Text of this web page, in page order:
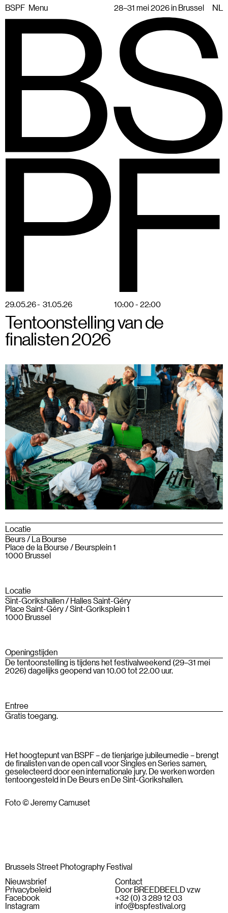
BSPF Menu 28–31 mei 2026 in Brussel NL
BSPF Menu 28–31 mei 2026 in Brussel
29.05.26- 31.05.26 10:00 - 22:00
Tentoonstelling van de
finalisten 2026
Locatie
Beurs / La Bourse
Place de la Bourse / Beursplein 1
1000 Brussel
Locatie
Sint-Gorikshallen / Halles Saint-Géry
Place Saint-Géry / Sint-Goriksplein 1
1000 Brussel
Openingstijden
De tentoonstelling is tijdens het festivalweekend (29–31 mei
2026) dagelijks geopend van 10.00 tot 22.00 uur.
Entree
Gratis toegang.
Het hoogtepunt van BSPF – de tienjarige jubileumedie – brengt
de finalisten van de open call voor Singles en Series samen,
geselecteerd door een internationale jury. De werken worden
tentoongesteld in De Beurs en De Sint-Gorikshallen.
Foto © Jeremy Camuset
Brussels Street Photography Festival
Nieuwsbrief
Privacybeleid
Facebook
Instagram
Contact
Door BREEDBEELD vzw
+32 (0) 3 289 12 03
info@bspfestival.org